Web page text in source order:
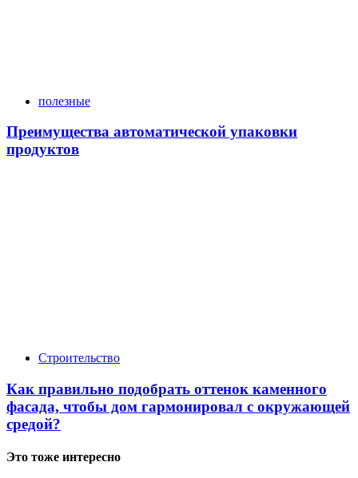
полезные
Преимущества автоматической упаковки
продуктов
Строительство
Как правильно подобрать оттенок каменного
фасада, чтобы дом гармонировал с окружающей
средой?
Это тоже интересно